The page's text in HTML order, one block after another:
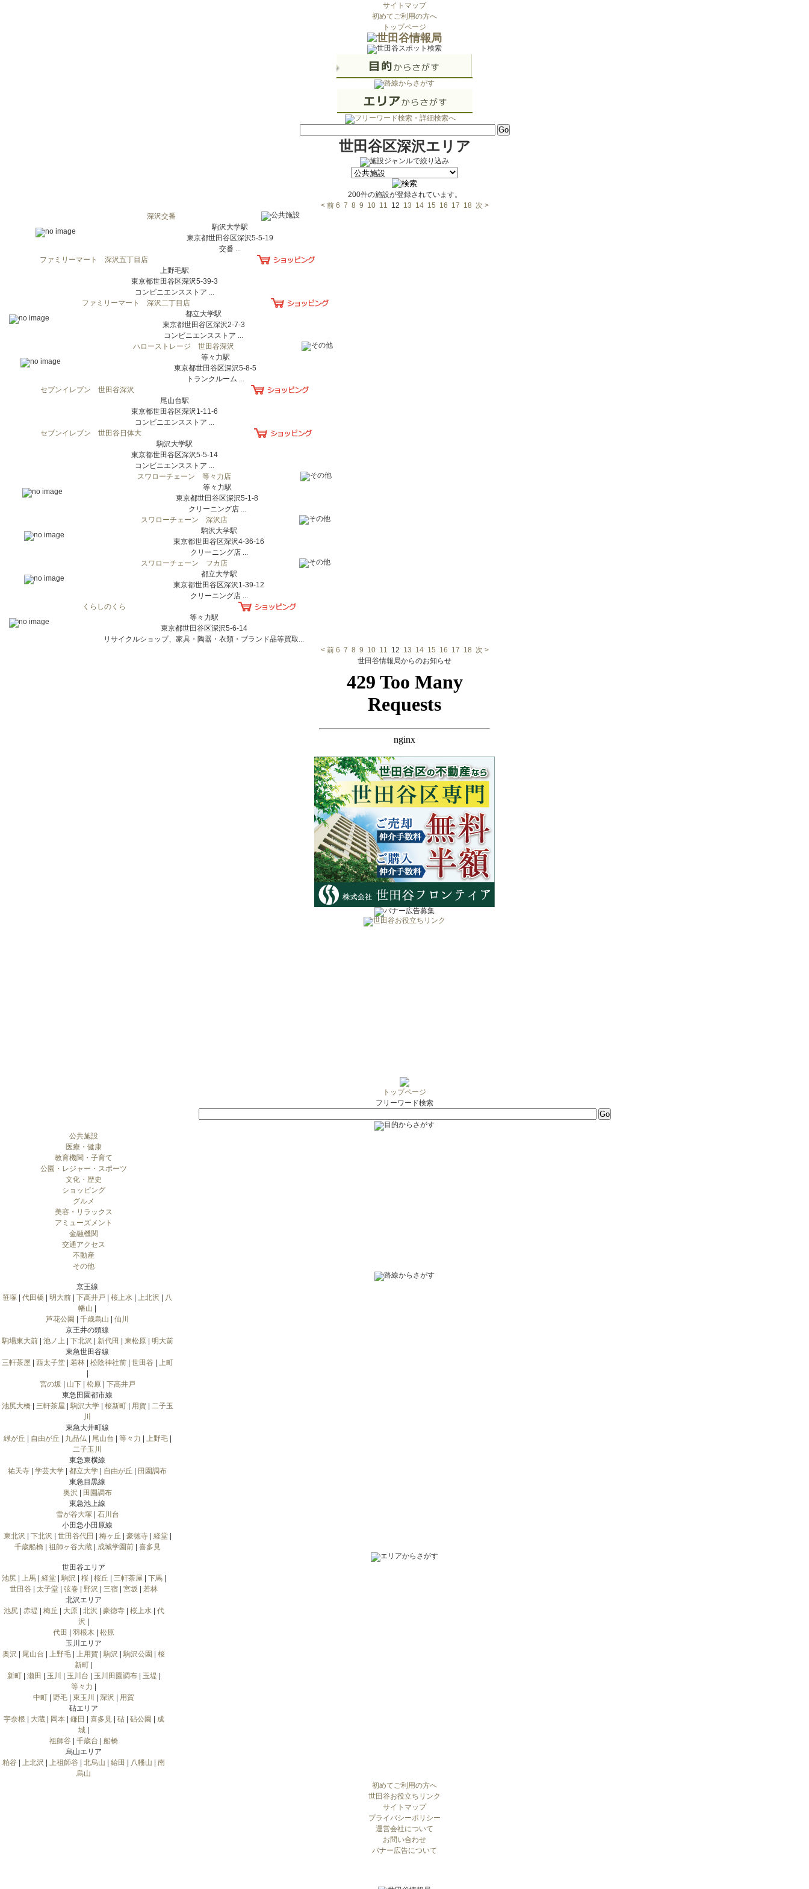
サイトマップ
初めてご利用の方へ
トップページ
世田谷区深沢エリア
200件の施設が登録されています。
< 前 6 7 8 9 10 11 12 13 14 15 16 17 18 次 >
深沢交番
駒沢大学駅
東京都世田谷区深沢5-5-19
交番 ...
ファミリーマート 深沢五丁目店
上野毛駅
東京都世田谷区深沢5-39-3
コンビニエンスストア ...
ファミリーマート 深沢二丁目店
都立大学駅
東京都世田谷区深沢2-7-3
コンビニエンスストア ...
ハローストレージ 世田谷深沢
等々力駅
東京都世田谷区深沢5-8-5
トランクルーム ...
セブンイレブン 世田谷深沢
尾山台駅
東京都世田谷区深沢1-11-6
コンビニエンスストア ...
セブンイレブン 世田谷日体大
駒沢大学駅
東京都世田谷区深沢5-5-14
コンビニエンスストア ...
スワローチェーン 等々力店
等々力駅
東京都世田谷区深沢5-1-8
クリーニング店 ...
スワローチェーン 深沢店
駒沢大学駅
東京都世田谷区深沢4-36-16
クリーニング店 ...
スワローチェーン フカ店
都立大学駅
東京都世田谷区深沢1-39-12
クリーニング店 ...
くらしのくら
等々力駅
東京都世田谷区深沢5-6-14
リサイクルショップ、家具・陶器・衣類・ブランド品等買取...
< 前 6 7 8 9 10 11 12 13 14 15 16 17 18 次 >
世田谷情報局からのお知らせ
トップページ
フリーワード検索
公共施設
医療・健康
教育機関・子育て
公園・レジャー・スポーツ
文化・歴史
ショッピング
グルメ
美容・リラックス
アミューズメント
金融機関
交通アクセス
不動産
その他
京王線
笹塚
代田橋 明大前 下高井戸 桜上水 上北沢
八
幡山
芦花公園
千歳烏山
仙川
京王井の頭線
駒場東大前| 池ノ上 下北沢 新代田 東松原| 明大前
東急世田谷線
三軒茶屋
西太子堂| 若林| 松陰神社前| 世田谷
上町
宮の坂
山下| 松原| 下高井戸
東急田園都市線
池尻大橋| 三軒茶屋 駒沢大学| 桜新町| 用賀| 二子玉
川
東急大井町線
緑が丘
自由が丘 九品仏| 尾山台 等々力 上野毛|
二子玉川
東急東横線
祐天寺
学芸大学 都立大学 自由が丘
田園調布
東急目黒線
奥沢
田園調布
東急池上線
雪が谷大塚| 石川台
小田急小田原線
東北沢
下北沢 世田谷代田 梅ヶ丘 豪徳寺| 経堂|
千歳船橋| 祖師ヶ谷大蔵| 成城学園前| 喜多見
世田谷エリア
池尻| 上馬| 経堂| 駒沢 桜| 桜丘 三軒茶屋 下馬|
世田谷
太子堂 弦巻 野沢 三宿 宮坂
若林
北沢エリア
池尻| 赤堤 梅丘 大原| 北沢 豪徳寺| 桜上水| 代
沢
代田
羽根木
松原
玉川エリア
奥沢
尾山台 上野毛 上用賀 駒沢 駒沢公園
桜
新町
新町| 瀬田 玉川 玉川台 玉川田園調布| 玉堤
等々力
中町
野毛 東玉川 深沢
用賀
砧エリア
宇奈根
大蔵| 岡本| 鎌田 喜多見| 砧| 砧公園
成
城
祖師谷
千歳台
船橋
烏山エリア
粕谷
上北沢 上祖師谷 北烏山 給田 八幡山
南
烏山
初めてご利用の方へ
世田谷お役立ちリンク
サイトマップ
プライバシーポリシー
運営会社について
お問い合わせ
バナー広告について